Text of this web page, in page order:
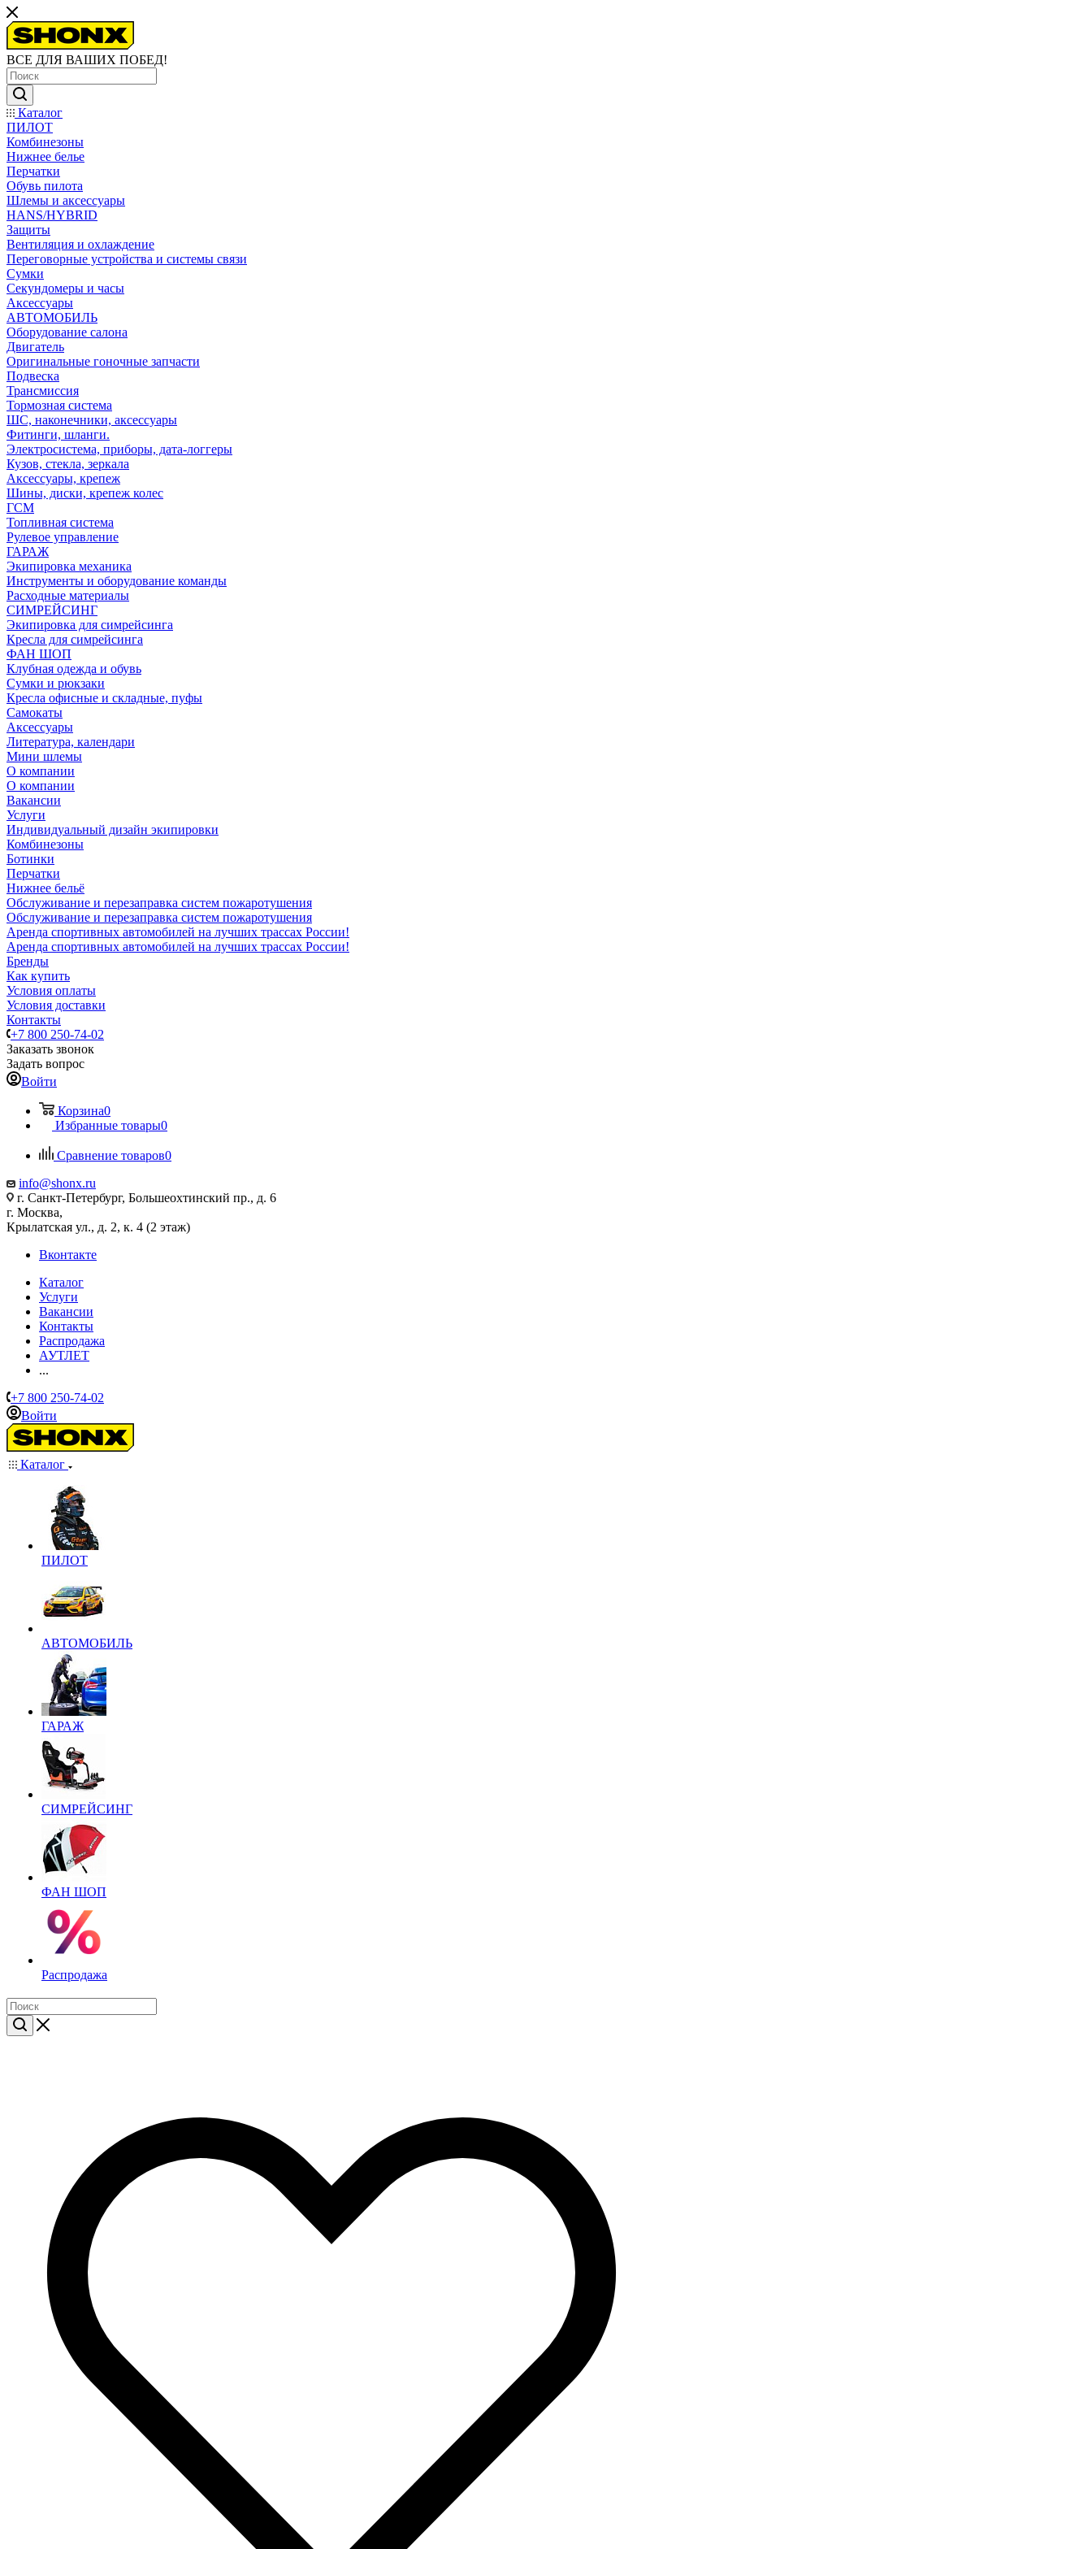
ВСЕ ДЛЯ ВАШИХ ПОБЕД!
Каталог
ПИЛОТ
Комбинезоны
Нижнее белье
Перчатки
Обувь пилота
Шлемы и аксессуары
HANS/HYBRID
Защиты
Вентиляция и охлаждение
Переговорные устройства и системы связи
Сумки
Секундомеры и часы
Аксессуары
АВТОМОБИЛЬ
Оборудование салона
Двигатель
Оригинальные гоночные запчасти
Подвеска
Трансмиссия
Тормозная система
ШС, наконечники, аксессуары
Фитинги, шланги.
Электросистема, приборы, дата-логгеры
Кузов, стекла, зеркала
Аксессуары, крепеж
Шины, диски, крепеж колес
ГСМ
Топливная система
Рулевое управление
ГАРАЖ
Экипировка механика
Инструменты и оборудование команды
Расходные материалы
СИМРЕЙСИНГ
Экипировка для симрейсинга
Кресла для симрейсинга
ФАН ШОП
Клубная одежда и обувь
Сумки и рюкзаки
Кресла офисные и складные, пуфы
Самокаты
Аксессуары
Литература, календари
Мини шлемы
О компании
О компании
Вакансии
Услуги
Индивидуальный дизайн экипировки
Комбинезоны
Ботинки
Перчатки
Нижнее бельё
Обслуживание и перезаправка систем пожаротушения
Обслуживание и перезаправка систем пожаротушения
Аренда спортивных автомобилей на лучших трассах России!
Аренда спортивных автомобилей на лучших трассах России!
Бренды
Как купить
Условия оплаты
Условия доставки
Контакты
+7 800 250-74-02
Заказать звонок
Задать вопрос
Войти
Корзина0
Избранные товары0
Сравнение товаров0
info@shonx.ru
г. Санкт-Петербург, Большеохтинский пр., д. 6
г. Москва,
Крылатская ул., д. 2, к. 4 (2 этаж)
Вконтакте
Каталог
Услуги
Вакансии
Контакты
Распродажа
АУТЛЕТ
...
+7 800 250-74-02
Войти
Каталог
ПИЛОТ
АВТОМОБИЛЬ
ГАРАЖ
СИМРЕЙСИНГ
ФАН ШОП
Распродажа